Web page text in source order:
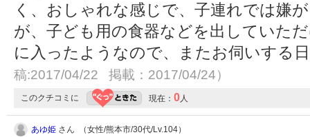
く、おしゃれな感じで、子連れでは嫌
が、子ども用の食器などを出していた
に入ったようなので、またお伺いする
稿:2017/04/22 掲載：2017/04/24）
このクチコミに 現在： 0人
あゆ姫 さん （女性/熊本市/30代/Lv.104）